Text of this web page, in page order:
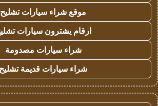
موقع شراء سيارات تشليح
ارقام يشترون سيارات
شراء سيارات مصدومة
شراء سيارات قديمة تشليح